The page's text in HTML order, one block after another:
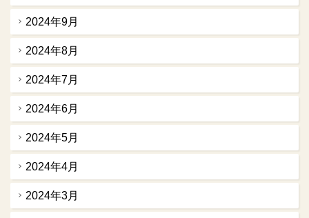
2024年9月
2024年8月
2024年7月
2024年6月
2024年5月
2024年4月
2024年3月